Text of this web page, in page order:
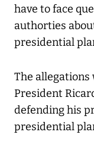
have to face
authorties
presidential
The
President
defending his
presidential